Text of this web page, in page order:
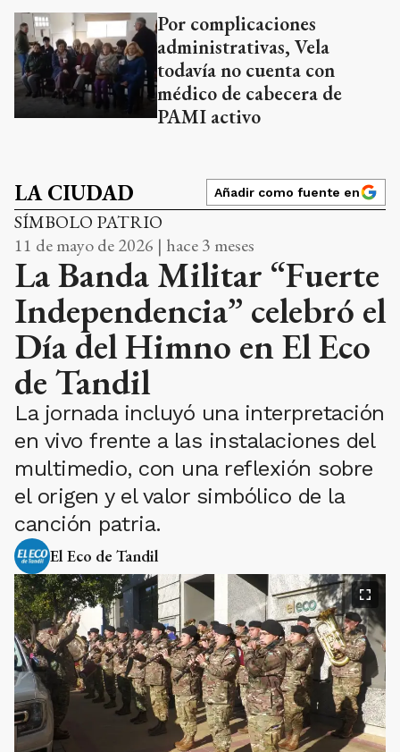
Por complicaciones
administrativas, Vela
todavía no cuenta con
médico de cabecera de
PAMI activo
LA CIUDAD Añadir como fuente en
SÍMBOLO PATRIO
11 de mayo de 2026 | hace 3 meses
La Banda Militar “Fuerte
Independencia” celebró el
Día del Himno en El Eco
de Tandil
La jornada incluyó una interpretación
en vivo frente a las instalaciones del
multimedio, con una reflexión sobre
el origen y el valor simbólico de la
canción patria.
El Eco de Tandil